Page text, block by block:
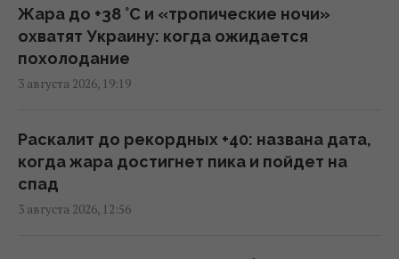
Атакованный в Лейпциге самолет
"Антонова" перевозил боеприпасы, - СМИ
17:08 четверг, 06 августа 2026
Россия может использовать украинские
БПЛА для атак на цели в Балтии, –
литовская разведка
15:33 четверг, 06 августа 2026
Жара до +38 °С и «тропические ночи»
охватят Украину: когда ожидается
похолодание
3 августа 2026, 19:19
Раскалит до рекордных +40: названа дата,
когда жара достигнет пика и пойдет на
спад
3 августа 2026, 12:56